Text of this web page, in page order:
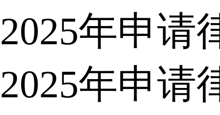
2025年申请
2025年申请